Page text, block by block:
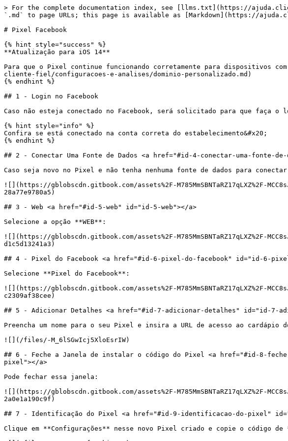
> For the complete documentation index, see [llms.txt](https://
`.md` to page URLs; this page is available as [Markdown](https://
# Pixel Facebook
{% hint style="success" %}
**Atualização para iOS 14**
Para que o Pixel continue funcionando corretamente para dispositivos
cliente-fiel/configuracoes-e-analises/dominio-personalizado.md)
{% endhint %}
## 1 - Login no Facebook
Caso não esteja conectado no Facebook, será solicitado para que faça o
{% hint style="info" %}
Confira se está conectado na conta correta do estabelecimento&#x20;
{% endhint %}
## 2 - Conectar Uma Fonte de Dados <a href="#id-4-conectar-uma-fonte-
Caso seja novo no Pixel e não tenha nenhuma fonte de dados para
![](https://gblobscdn.gitbook.com/assets%2F-M785MmSBNTaRZ17qLXZ%2F-
28a77e9780a5)
## 3 - Web <a href="#id-5-web" id="id-5-web"></a>
Selecione a opção **WEB**:
![](https://gblobscdn.gitbook.com/assets%2F-M785MmSBNTaRZ17qLXZ%2F-
d1c5d13241a3)
## 4 - Pixel do Facebook <a href="#id-6-pixel-do-facebook" id="id-6-
Selecione **Pixel do Facebook**:
![](https://gblobscdn.gitbook.com/assets%2F-M785MmSBNTaRZ17qLXZ%2F-
c2309af38cee)
## 5 - Adicionar Detalhes <a href="#id-7-adicionar-detalhes" id="id-7-
Preencha um nome para o seu Pixel e insira a URL de acesso ao cardápio
![](/files/-M_6lSGwIcj5XloEsrIW)
## 6 - Feche a Janela de instalar o código do Pixel <a href="#id-8-
pixel"></a>
Pode fechar essa janela:
![](https://gblobscdn.gitbook.com/assets%2F-M785MmSBNTaRZ17qLXZ%2F-
2a0e1a190c9f)
## 7 - Identificação do Pixel <a href="#id-9-identificacao-do-pixel"
Clique em **Configurações** nesse novo Pixel criado e copie o código